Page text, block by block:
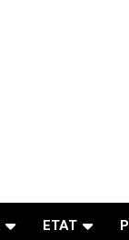
ETAT